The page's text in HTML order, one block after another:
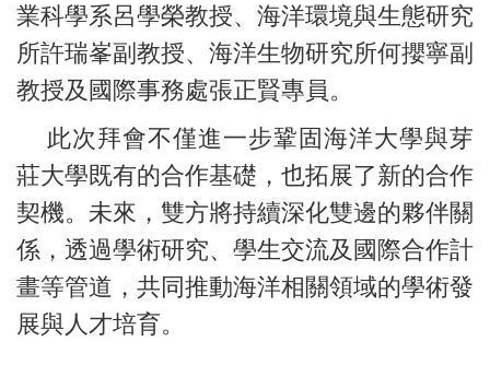
業科學系呂學榮教授、海洋環境與生態研究
所許瑞峯副教授、海洋生物研究所何攖寧副
教授及國際事務處張正賢專員。
此次拜會不僅進一步鞏固海洋大學與芽
莊大學既有的合作基礎，也拓展了新的合作
契機。未來，雙方將持續深化雙邊的夥伴關
係，透過學術研究、學生交流及國際合作計
畫等管道，共同推動海洋相關領域的學術發
展與人才培育。